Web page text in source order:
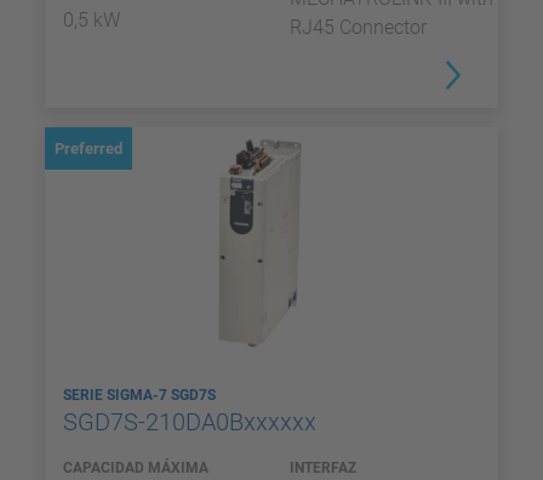
0,5 kW
RJ45 Connector
Preferred
SERIE SIGMA-7 SGD7S
SGD7S-210DA0Bxxxxxx
CAPACIDAD MÁXIMA
INTERFAZ